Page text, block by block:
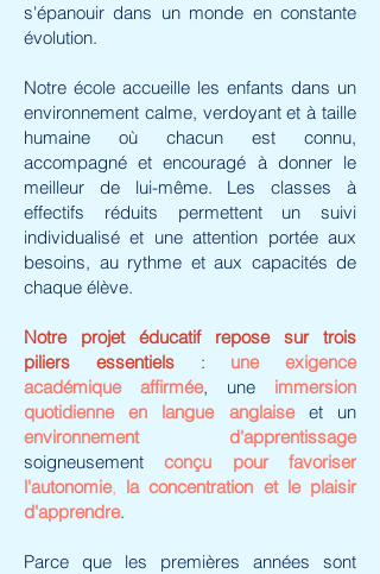
s'épanouir dans un monde en constante
évolution.
Notre école accueille les enfants dans un
environnement calme, verdoyant et à taille
humaine où chacun est connu,
accompagné et encouragé à donner le
meilleur de lui-même. Les classes à
effectifs réduits permettent un suivi
individualisé et une attention portée aux
besoins, au rythme et aux capacités de
chaque élève.
Notre projet éducatif repose sur trois
piliers essentiels: une exigence
académique affirmée, une
immersion
quotidienne en langue anglaiseet un
environnement d'apprentissage
soigneusementconçu pour favoriser
l'autonomie, la concentration et le plaisir
d'apprendre.
Parce que les premières années sont